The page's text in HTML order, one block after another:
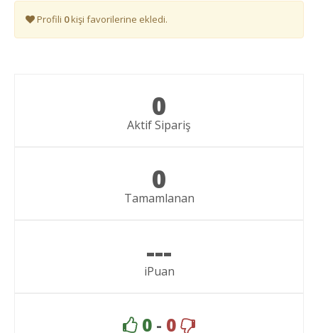
Profili 0kişi favorilerine ekledi.
0
Aktif Sipariş
0
Tamamlanan
---
iPuan
0 - 0